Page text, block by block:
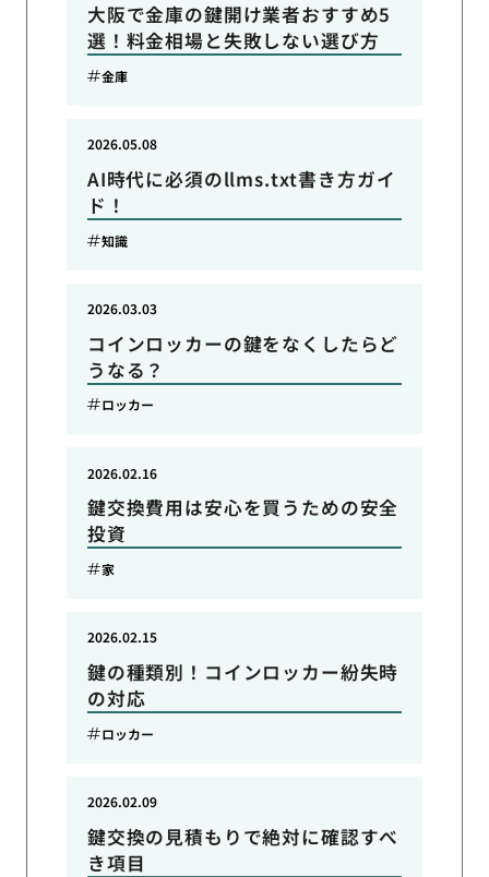
大阪で金庫の鍵開け業者おすすめ5
選！料金相場と失敗しない選び方
金庫
AI時代に必須のllms.txt書き方ガイ
ド！
2026.05.08
知識
コインロッカーの鍵をなくしたらど
うなる？
2026.03.03
ロッカー
鍵交換費用は安心を買うための安全
投資
2026.02.16
家
鍵の種類別！コインロッカー紛失時
の対応
2026.02.15
ロッカー
鍵交換の見積もりで絶対に確認すべ
き項目
2026.02.09